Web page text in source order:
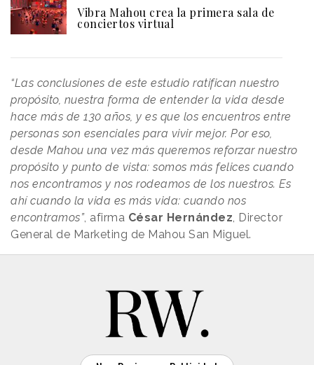
Vibra Mahou crea la primera sala de
conciertos virtual
“Las conclusiones de este estudio ratifican nuestro
propósito, nuestra forma de entender la vida desde
hace más de 130 años, y es que los encuentros entre
personas son esenciales para vivir mejor. Por eso,
desde Mahou una vez más queremos reforzar nuestro
propósito y punto de vista: somos más felices cuando
nos encontramos y nos rodeamos de los nuestros. Es
ahí cuando la vida es más vida: cuando nos
encontramos”, afirma César Hernández, Director
General de Marketing de Mahou San Miguel.